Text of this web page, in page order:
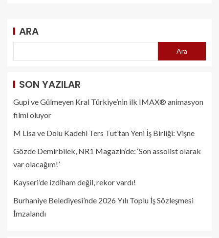
ARA
Ara
SON YAZILAR
Gupi ve Gülmeyen Kral Türkiye’nin ilk IMAX® animasyon
filmi oluyor
M Lisa ve Dolu Kadehi Ters Tut’tan Yeni İş Birliği: Vişne
Gözde Demirbilek, NR1 Magazin’de: ‘Son assolist olarak
var olacağım!’
Kayseri’de izdiham değil, rekor vardı!
Burhaniye Belediyesi’nde 2026 Yılı Toplu İş Sözleşmesi
İmzalandı